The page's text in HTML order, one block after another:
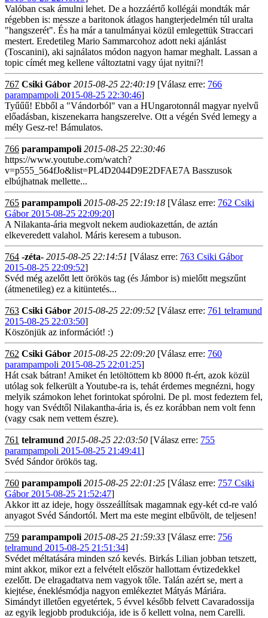
Valóban csak ámulni lehet. De a hozzáértő kollégái mondták már
régebben is: messze a baritonok átlagos hangterjedelmén túl uralta
"hangszerét". És ha már a tanulmányai közül emlegettük Straccari
mestert. Eredetileg Mario Sammarcohoz adott neki ajánlást
(Toscanini), aki sajnálatos módon nagyon hamar meghalt. Lassan a
topic címét meg kellene változtatni vagy újat nyitni?!
767 Csiki Gábor 2015-08-25 22:40:19 [Válasz erre: 766
parampampoli 2015-08-25 22:30:46]
Tyűűű! Ebből a "Vándorból" van a HUngarotonnál magyar nyelvű
előadásban, kiszenekarra hangszerelve. Ott a végén Svéd lemegy a
mély Gesz-re! Bámulatos.
766 parampampoli 2015-08-25 22:30:46
https://www.youtube.com/watch?
v=p555_564fJo&list=PL4D2044D9E2DFAE7A Basszusok
elbújhatnak mellette...
765 parampampoli 2015-08-25 22:19:18 [Válasz erre: 762 Csiki
Gábor 2015-08-25 22:09:20]
A Nilakanta-ária megvolt nekem audiokazettán, de aztán
elkeveredett valahol. Máris keresem a tubuson.
764 -zéta- 2015-08-25 22:14:51 [Válasz erre: 763 Csiki Gábor
2015-08-25 22:09:52]
Svéd még azelőtt lett örökös tag (és Jámbor is) mielőtt megszűnt
(átmenetileg) ez a kitüntetés...
763 Csiki Gábor 2015-08-25 22:09:52 [Válasz erre: 761 telramund
2015-08-25 22:03:50]
Köszönjük az információt! :)
762 Csiki Gábor 2015-08-25 22:09:20 [Válasz erre: 760
parampampoli 2015-08-25 22:01:25]
Hát csak bátran! Amiket én letöltöttem kb 8000 ft-ért, azok közül
utólag sok felkerült a Youtube-ra is, tehát érdemes megnézni, hogy
melyik számokon lehet forintokat spórolni. De pl. most fedeztem fel,
hogy van Svédtől Nilakantha-ária is, és ez korábban nem volt fenn
(vagy csak nem vettem észre).
761 telramund 2015-08-25 22:03:50 [Válasz erre: 755
parampampoli 2015-08-25 21:49:41]
Svéd Sándor örökös tag.
760 parampampoli 2015-08-25 22:01:25 [Válasz erre: 757 Csiki
Gábor 2015-08-25 21:52:47]
Akkor itt az ideje, hogy összeállítsak magamnak egy-két cd-re való
anyagot Svéd Sándortól. Mert ma este megint elbűvölt, de teljesen!
759 parampampoli 2015-08-25 21:59:33 [Válasz erre: 756
telramund 2015-08-25 21:51:34]
Svédet méltatására minden szó kevés. Birkás Lilian jobban tetszett,
mint akkor, mikor ezt a felvételt először hallottam évtizedekkel
ezelőtt. De elragadtatva nem vagyok tőle. Talán azért se, mert a
kiejtése, éneklésmódja nagyon emlékeztet Mátyás Máriára.
Simándyt illetően egyetértek, 5 évvel később felvett Cavaradossija
az egyik legjobb produkciója, ide is ő kellett volna, nem Carelli.